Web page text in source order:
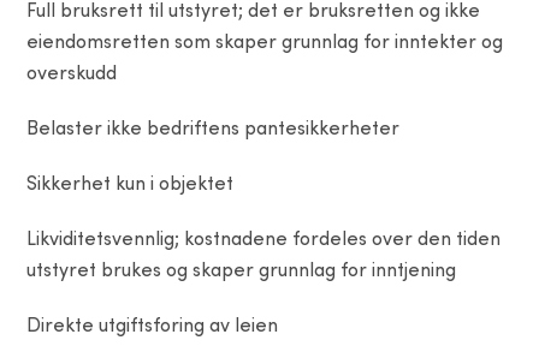
Full bruksrett til utstyret; det er bruksretten og ikke
eiendomsretten som skaper grunnlag for inntekter og
overskudd
Belaster ikke bedriftens pantesikkerheter
Sikkerhet kun i objektet
Likviditetsvennlig; kostnadene fordeles over den tiden
utstyret brukes og skaper grunnlag for inntjening
Direkte utgiftsforing av leien